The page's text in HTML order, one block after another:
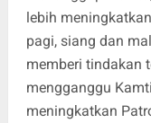
lebih
pagi, siang dan
memberi tindakan
mengganggu
meningkatkan